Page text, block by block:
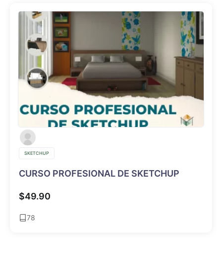
SKETCHUP
CURSO PROFESIONAL DE SKETCHUP
$49.90
78